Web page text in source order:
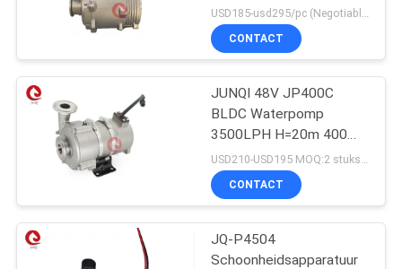
FABRIEKSTOCHT
KWALITEITSCONTROLE
CONTACT
MET
JP700C-48V Voor
Ondergedompelde
Koeling van Datacenters
USD185-usd295/pc (Negotiable) MOQ:2 stuks
CONTACT
JUNQI 48V JP400C
BLDC Waterpomp
3500LPH H=20m 400W
Roestvrijstalen Pomp
Voor Energieopslag
Batterij Thermisch
Vloeistofkoelsysteem
CONTACT
JQ-P4504
Schoonheidsapparatuur